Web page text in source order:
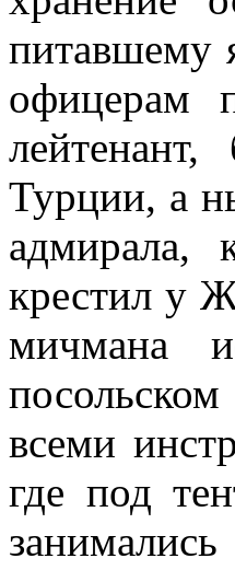
питавшему
офицерам
Турции, а
адмирала,
крестил у
мичмана
всеми
где под